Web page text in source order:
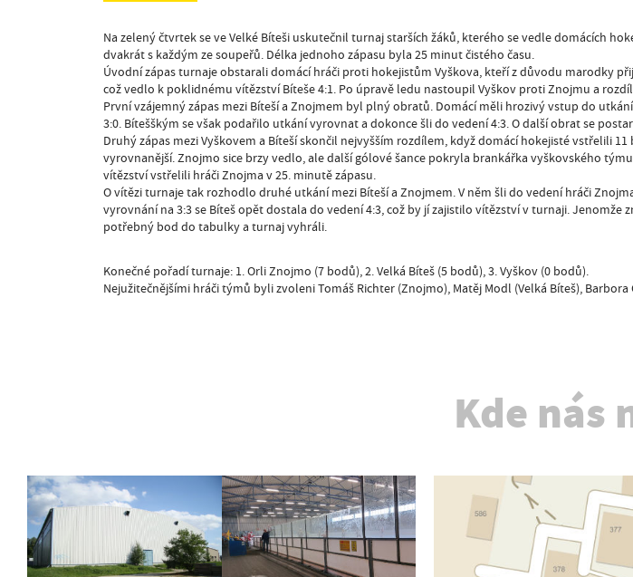
Na zelený čtvrtek se ve Velké Bíteši uskutečnil turnaj starších žáků, kterého se vedle domácích
dvakrát s každým ze soupeřů. Délka jednoho zápasu byla 25 minut čistého času.
Úvodní zápas turnaje obstarali domácí hráči proti hokejistům Vyškova, kteří z důvodu marodky
což vedlo k poklidnému vítězství Bíteše 4:1. Po úpravě ledu nastoupil Vyškov proti Znojmu a
První vzájemný zápas mezi Bíteší a Znojmem byl plný obratů. Domácí měli hrozivý vstup do
3:0. Bítešškým se však podařilo utkání vyrovnat a dokonce šli do vedení 4:3. O další obrat se
Druhý zápas mezi Vyškovem a Bíteší skončil nejvyšším rozdílem, když domácí hokejisté vstřelili
vyrovnanější. Znojmo sice brzy vedlo, ale další gólové šance pokryla brankářka vyškovského
vítězství vstřelili hráči Znojma v 25. minutě zápasu.
O vítězi turnaje tak rozhodlo druhé utkání mezi Bíteší a Znojmem. V něm šli do vedení hráči
vyrovnání na 3:3 se Bíteš opět dostala do vedení 4:3, což by jí zajistilo vítězství v turnaji.
potřebný bod do tabulky a turnaj vyhráli.
Konečné pořadí turnaje: 1. Orli Znojmo (7 bodů), 2. Velká Bíteš (5 bodů), 3. Vyškov (0 bodů).
Nejužitečnějšími hráči týmů byli zvoleni Tomáš Richter (Znojmo), Matěj Modl (Velká Bíteš), Barbora
Kde nás